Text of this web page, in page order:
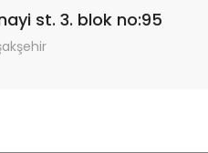
st. 3. blok no:95